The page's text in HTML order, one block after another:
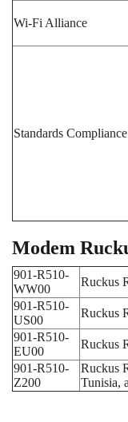
Wi-Fi Alliance
Standards Compliance
Modem
901-R510-
WW00
Ruckus
901-R510-
US00
Ruckus
901-R510-
EU00
Ruckus
901-R510-
Z200
Ruckus
Tunisia,